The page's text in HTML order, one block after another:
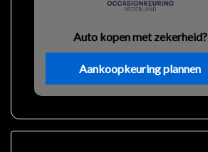
Auto kopen met zekerheid?
Aankoopkeuring plannen